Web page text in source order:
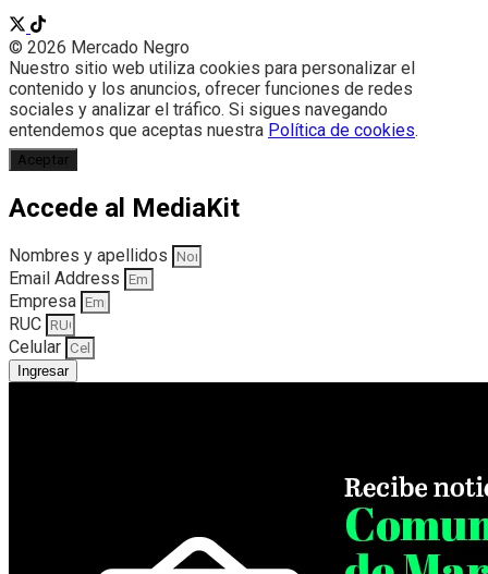
© 2026 Mercado Negro
Nuestro sitio web utiliza cookies para personalizar el
contenido y los anuncios, ofrecer funciones de redes
sociales y analizar el tráfico. Si sigues navegando
entendemos que aceptas nuestra Política de cookies.
Aceptar
Accede al MediaKit
Nombres y apellidos
Email Address
Empresa
RUC
Celular
Ingresar